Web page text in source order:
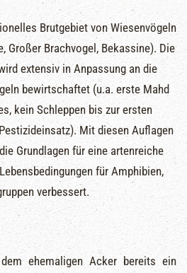
Brutgebiet von Wiesenvögeln
Großer Brachvogel, Bekassine). Die
extensiv in Anpassung an die
bewirtschaftet (u.a. erste Mahd
kein Schleppen bis zur ersten
Mit diesen Auflagen
Grundlagen für eine artenreiche
für Amphibien,
verbessert.
ehemaligen Acker bereits ein